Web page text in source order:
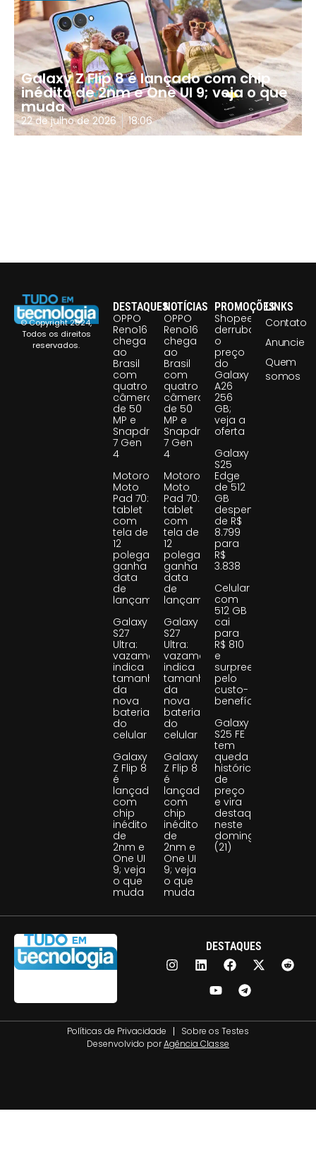
Galaxy Z Flip 8 é lançado com chip
inédito de 2nm e One UI 9; veja o que
muda
22 de julho de 2026 18:06
© Copyright 2024,
Todos os direitos
reservados.
DESTAQUES
OPPO
Reno16
chega
ao
Brasil
com
quatro
câmeras
de 50
MP e
Snapdragon
7 Gen
4
Motorola
Moto
Pad 70:
tablet
com
tela de
12
polegadas
ganha
data
de
lançamento
Galaxy
S27
Ultra:
vazamento
indica
tamanho
da
nova
bateria
do
celular
Galaxy
Z Flip 8
é
lançado
com
chip
inédito
de
2nm e
One UI
9; veja
o que
muda
NOTÍCIAS
OPPO
Reno16
chega
ao
Brasil
com
quatro
câmeras
de 50
MP e
Snapdragon
7 Gen
4
Motorola
Moto
Pad 70:
tablet
com
tela de
12
polegadas
ganha
data
de
lançamento
Galaxy
S27
Ultra:
vazamento
indica
tamanho
da
nova
bateria
do
celular
Galaxy
Z Flip 8
é
lançado
com
chip
inédito
de
2nm e
One UI
9; veja
o que
muda
PROMOÇÕES
Shopee
derruba
o
preço
do
Galaxy
A26
256
GB;
veja a
oferta
Galaxy
S25
Edge
de 512
GB
despenca
de R$
8.799
para
R$
3.838
Celular
com
512 GB
cai
para
R$ 810
e
surpreende
pelo
custo-
benefício
Galaxy
S25 FE
tem
queda
histórica
de
preço
e vira
destaque
neste
domingo
(21)
LINKS
Contato
Anuncie
Quem
somos
DESTAQUES
Políticas de Privacidade
Sobre os Testes
Desenvolvido porAgência Classe